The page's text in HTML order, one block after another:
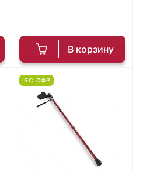
В корзину
ЭС СФР